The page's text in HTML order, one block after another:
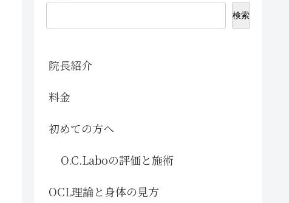
検索
院長紹介
料金
初めての方へ
O.C.Laboの評価と施術
OCL理論と身体の見方